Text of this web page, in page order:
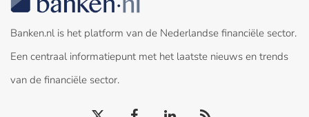
Banken.nl is het platform van de Nederlandse financiële sector.
Een centraal informatiepunt met het laatste nieuws en trends
van de financiële sector.